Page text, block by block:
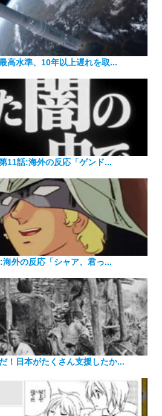
高水準、10年以上遅れを取...
11話:海外の反応「ゲンド...
外の反応「シャア、君っ...
！日本がたくさん支援したか...